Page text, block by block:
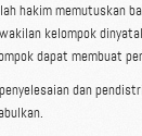
hakim memutuskan
kelompok
dapat membuat
dan